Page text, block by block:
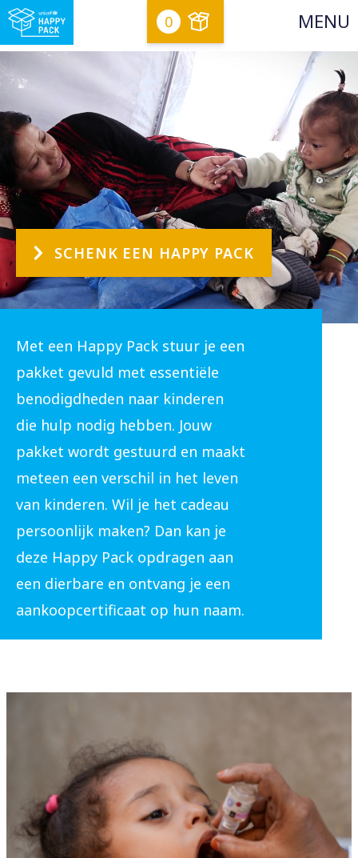
0
SCHENK EEN HAPPY PACK
Met een Happy Pack stuur je een
pakket gevuld met essentiële
benodigdheden naar kinderen
die hulp nodig hebben. Jouw
pakket wordt gestuurd en maakt
meteen een verschil in het leven
van kinderen. Wil je het cadeau
persoonlijk maken? Dan kan je
deze Happy Pack opdragen aan
een dierbare en ontvang je een
aankoopcertificaat op hun naam.